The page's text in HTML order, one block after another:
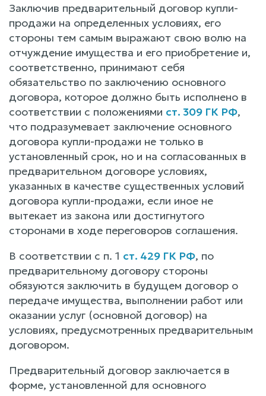
Заключив предварительный договор купли-
продажи на определенных условиях, его
стороны тем самым выражают свою волю на
отчуждение имущества и его приобретение и,
соответственно, принимают себя
обязательство по заключению основного
договора, которое должно быть исполнено в
соответствии с положениями ст. 309 ГК РФ,
что подразумевает заключение основного
договора купли-продажи не только в
установленный срок, но и на согласованных в
предварительном договоре условиях,
указанных в качестве существенных условий
договора купли-продажи, если иное не
вытекает из закона или достигнутого
сторонами в ходе переговоров соглашения.
В соответствии с п. 1 ст. 429 ГК РФ, по
предварительному договору стороны
обязуются заключить в будущем договор о
передаче имущества, выполнении работ или
оказании услуг (основной договор) на
условиях, предусмотренных предварительным
договором.
Предварительный договор заключается в
форме, установленной для основного